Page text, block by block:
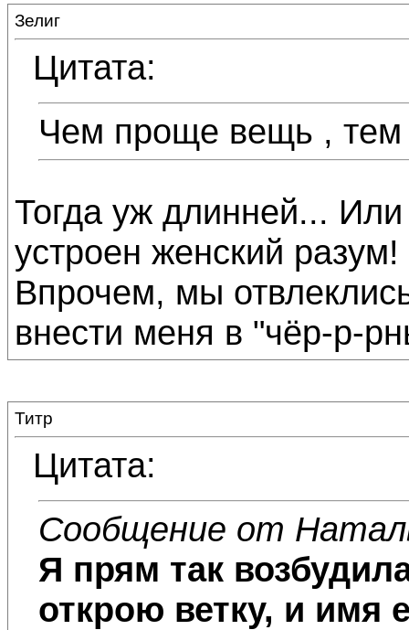
Зелиг
Цитата:
Чем проще вещь ,
Тогда уж длинней...
устроен женский разум!
Впрочем, мы
внести меня в "чёр-р-
Титр
Цитата:
Сообщение от
Я прям так
открою ветку, и имя